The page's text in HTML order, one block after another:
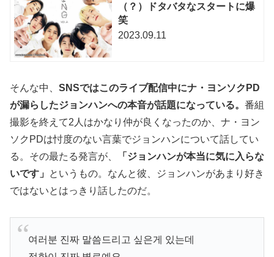
（？）ドタバタなスタートに爆
笑
2023.09.11
そんな中、 SNSではこのライブ配信中にナ・ヨンソクPD
が漏らしたジョンハンへの本音が話題になっている。 番組
撮影を終えて2人はかなり仲が良くなったのか、ナ・ヨン
ソクPDは忖度のない言葉でジョンハンについて話してい
る。その最たる発言が、
「ジョンハンが本当に気に入らな
いです」
というもの。なんと彼、ジョンハンがあまり好き
ではないとはっきり話したのだ。
여러분 진짜 말씀드리고 싶은게 있는데